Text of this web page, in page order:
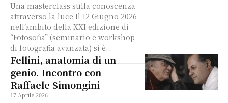
Una masterclass sulla conoscenza
attraverso la luce Il 12 Giugno 2026
nell’ambito della XXI edizione di
“Fotosofia” (seminario e workshop
di fotografia avanzata) si è...
Fellini, anatomia di un
genio. Incontro con
Raffaele Simongini
17 Aprile 2026